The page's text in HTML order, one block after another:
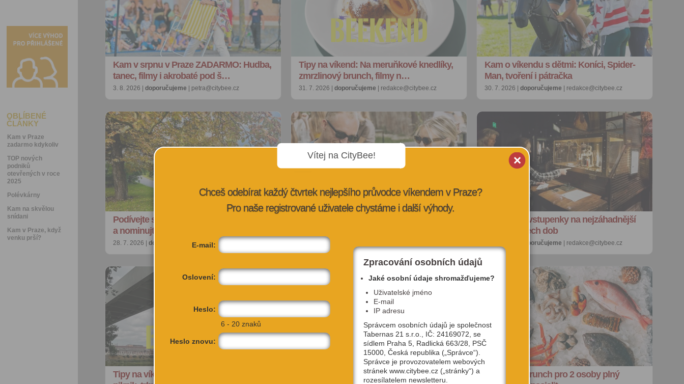
OBLÍBENÉ
ČLÁNKY
Kam v Praze
zadarmo kdykoliv
TOP nových
podniků
otevřených v roce
2025
Polévkárny
Kam na skvělou
snídani
Kam v Praze, když
venku prší?
Kam v srpnu v Praze ZADARMO: Hudba,
tanec, filmy i akrobaté pod š…
3. 8. 2026 | doporučujeme | petra@citybee.cz
Tipy na víkend: Na meruňkové knedlíky,
zmrzlinový brunch, filmy n…
31. 7. 2026 | doporučujeme | redakce@citybee.cz
Kam o víkendu s dětmi: Koníci, Spider-
Man, tvoření i pátračka
30. 7. 2026 | doporučujeme | redakce@citybee.cz
Podívejte se na nejkrásnější pražské aleje
a nominujte jiné strom…
28. 7. 2026 | doporučujeme | redakce@citybee.cz 27. 7. 2026 |
SOUTĚŽ o vstupenky na nejzáhadnější
výstavu všech dob
doporučujeme | redakce@citybee.cz
Tipy na víkend: Akrobacie na lávce,
Hostivařská přehrada: Objevte místo, kde
SOUTĚŽ: Brunch pro 2 osoby plný
Vítej na CityBee!
Chceš odebírat každý čtvrtek nejlepšího průvodce víkendem v Praze?
Pro naše registrované uživatele chystáme i další výhody.
E-mail:
Oslovení:
Heslo:
6 - 20 znaků
Heslo znovu:
Zpracování osobních údajů
Jaké osobní údaje shromažďujeme?
Uživatelské jméno
E-mail
IP adresu
Správcem osobních údajů je společnost
Tabernas 21 s.r.o., IČ: 24169072, se
sídlem Praha 5, Radlická 663/28, PSČ
15000, Česká republika („Správce“).
Správce je provozovatelem webových
stránek www.citybee.cz („stránky“) a
rozesílatelem newsletteru.